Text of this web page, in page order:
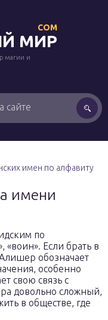
МИР
COM
магии и
имен по алфавиту
имени
по
«воин». Если брать в
обозначает
особенно
свою связь с
довольно сложный,
в обществе, где